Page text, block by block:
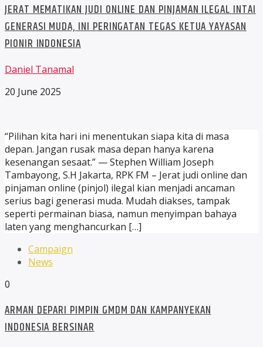
JERAT MEMATIKAN JUDI ONLINE DAN PINJAMAN ILEGAL INTAI
GENERASI MUDA, INI PERINGATAN TEGAS KETUA YAYASAN
PIONIR INDONESIA
Daniel Tanamal
20 June 2025
“Pilihan kita hari ini menentukan siapa kita di masa
depan. Jangan rusak masa depan hanya karena
kesenangan sesaat.” — Stephen William Joseph
Tambayong, S.H Jakarta, RPK FM – Jerat judi online dan
pinjaman online (pinjol) ilegal kian menjadi ancaman
serius bagi generasi muda. Mudah diakses, tampak
seperti permainan biasa, namun menyimpan bahaya
laten yang menghancurkan […]
Campaign
News
0
ARMAN DEPARI PIMPIN GMDM DAN KAMPANYEKAN
INDONESIA BERSINAR